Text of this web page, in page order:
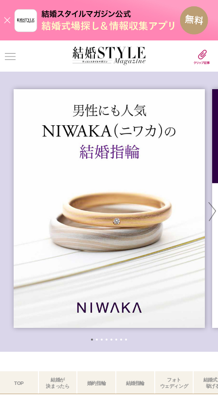
TOP
結婚が
決まったら
婚約指輪 結婚指輪
フォト
ウェディング
結婚
挙げ